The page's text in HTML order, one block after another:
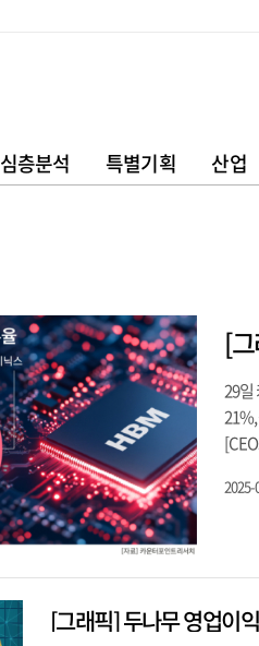
심층분석 특별기획 산업
[
29일
2025-
[그래픽] 두나무 영업이